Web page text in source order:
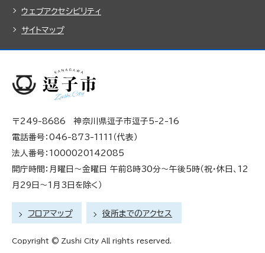
ウェブアクセシビリティ
サイトマップ
〒249-8686 神奈川県逗子市逗子5-2-16
電話番号：046-873-1111（代表）
法人番号：1000020142085
開庁時間：月曜日～金曜日 午前8時30分～午後5時（祝・休日、12
月29日～1月3日を除く）
フロアマップ 役所までのアクセス
Copyright © Zushi City All rights reserved.